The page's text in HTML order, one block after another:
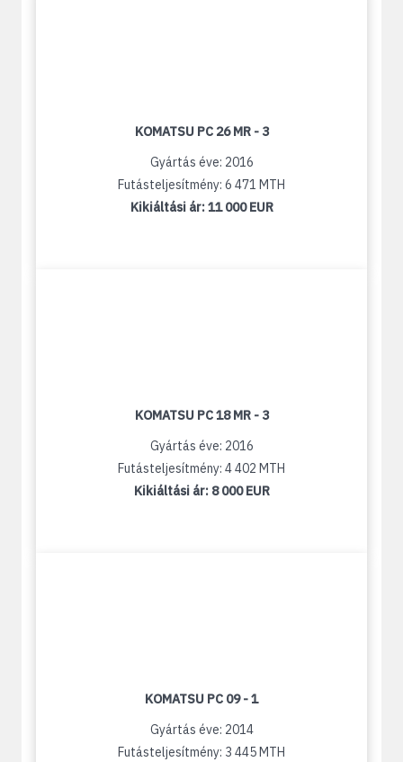
KOMATSU PC 26 MR - 3
Gyártás éve: 2016
Futásteljesítmény: 6 471 MTH
Kikiáltási ár:11 000 EUR
KOMATSU PC 18 MR - 3
Gyártás éve: 2016
Futásteljesítmény: 4 402 MTH
Kikiáltási ár: 8 000 EUR
KOMATSU PC 09 - 1
Gyártás éve: 2014
Futásteljesítmény: 3 445 MTH